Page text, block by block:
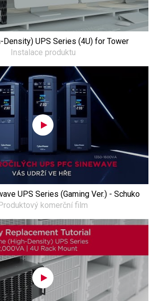
Density) UPS Series (4U) for Tower
Instalace produktu
UPS Series (Gaming Ver.) - Schuko
komerční film